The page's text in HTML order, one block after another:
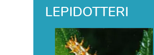
LEPIDOTTERI